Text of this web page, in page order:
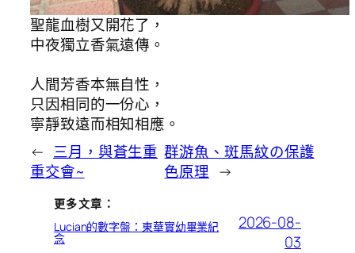
聖龍血樹又開花了，
中夜獨立香氣遠傳。
人間芳香本無自性，
只因相同的一份心，
寧靜致遠而相知相應。
← 三月，與蒼生重
重交會~
群游魚、斑馬紋の保護
色原理 →
更多文章：
Lucian的數字盤：東華實幼畢業紀
念
2026-08-
03